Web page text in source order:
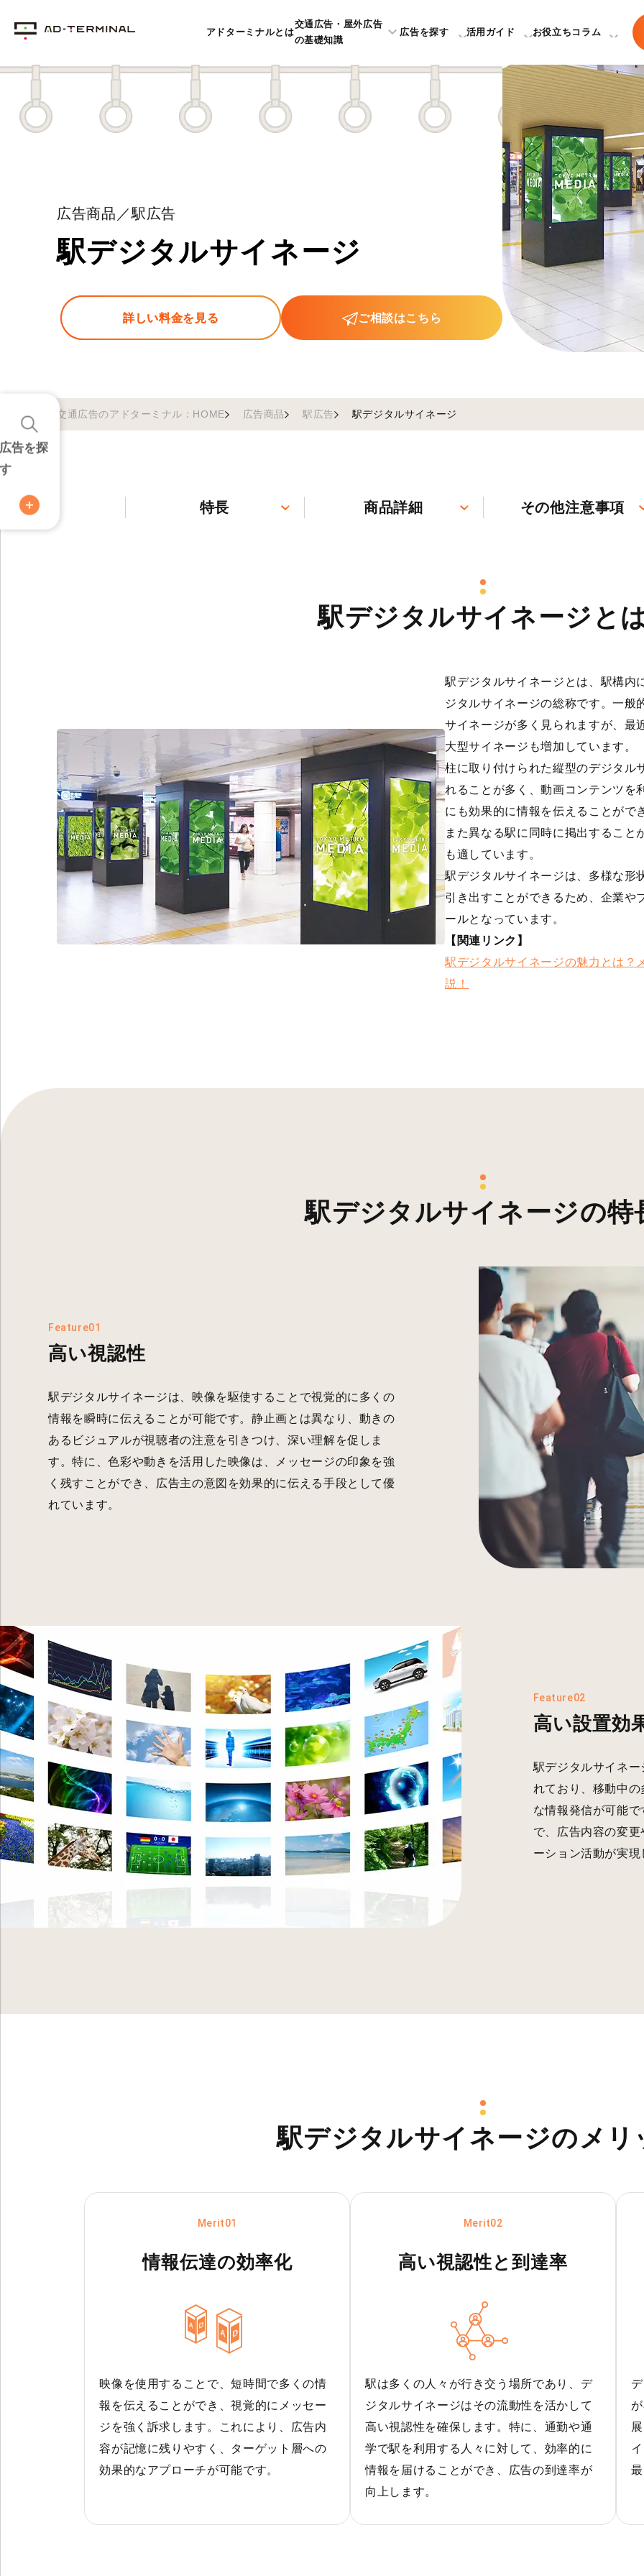
広告を探
す
アドターミナルとは
交通広告・屋外広告
の基礎知識
広告を探す 活用ガイド お役立ちコラム
広告商品／駅広告
駅デジタルサイネージ
詳しい料金を見る ご相談はこちら
交通広告のアドターミナル：HOME 広告商品 駅広告 駅デジタルサイネージ
特長 商品詳細 その他注意事項
駅デジタルサイネージと
駅デジタルサイネージとは、駅構内
ジタルサイネージの総称です。一般
サイネージが多く見られますが、最
大型サイネージも増加しています。
柱に取り付けられた縦型のデジタル
れることが多く、動画コンテンツを
にも効果的に情報を伝えることがで
また異なる駅に同時に掲出すること
も適しています。
駅デジタルサイネージは、多様な形
引き出すことができるため、企業や
ールとなっています。
【関連リンク】
駅デジタルサイネージの魅力とは？
説！
駅デジタルサイネージの特
Feature01
高い視認性
駅デジタルサイネージは、映像を駆使することで視覚的に多くの
情報を瞬時に伝えることが可能です。静止画とは異なり、動きの
あるビジュアルが視聴者の注意を引きつけ、深い理解を促しま
す。特に、色彩や動きを活用した映像は、メッセージの印象を強
く残すことができ、広告主の意図を効果的に伝える手段として優
れています。
Feature02
高い設置効
駅デジタルサイネ
れており、移動中
な情報発信が可能
で、広告内容の変
ーション活動が実現
駅デジタルサイネージのメリ
Merit01
情報伝達の効率化
映像を使用することで、短時間で多くの情
報を伝えることができ、視覚的にメッセー
ジを強く訴求します。これにより、広告内
容が記憶に残りやすく、ターゲット層への
効果的なアプローチが可能です。
Merit02
高い視認性と到達率
駅は多くの人々が行き交う場所であり、デ
ジタルサイネージはその流動性を活かして
高い視認性を確保します。特に、通勤や通
学で駅を利用する人々に対して、効率的に
情報を届けることができ、広告の到達率が
向上します。